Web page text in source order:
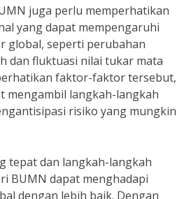
juga perlu memperhatikan
yang dapat mempengaruhi
global, seperti perubahan
dan fluktuasi nilai tukar mata
faktor-faktor tersebut,
mengambil langkah-langkah
risiko yang mungkin
tepat dan langkah-langkah
BUMN dapat menghadapi
dengan lebih baik. Dengan